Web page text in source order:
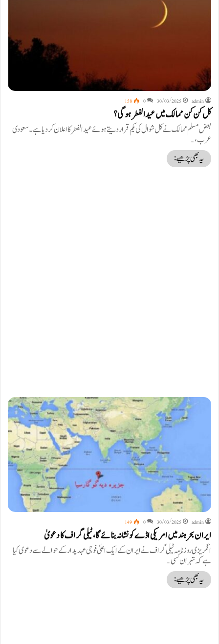
admin
30/03/2025
0
158
کل کن کن ممالک میں عیدالفطر ہو گی؟
بعض مسلم ممالک نے کل شوال کی یکم قرار دیتے ہوئے عید الفطر کا اعلان کر دیا ہے۔ سعودی
عرب،…
یہ بھی پڑھیے:
admin
30/03/2025
0
149
ایران بحر ہند میں امریکی اڈے کو نشانہ بنائے گا، ٹیلی گراف کا دعویٰ
انگریزی روزنامہ ٹیلی گراف نے ایران کے ایک اعلیٰ فوجی عہدیدار کے حوالے سے دعوی کیا
ہے کہ تہران کسی…
یہ بھی پڑھیے: